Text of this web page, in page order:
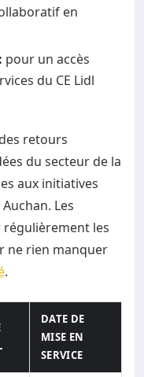
en
pour un accès
du CE Lidl
retours
du secteur de la
aux initiatives
Les
les
ne rien manquer
.
DATE DE
MISE EN
SERVICE